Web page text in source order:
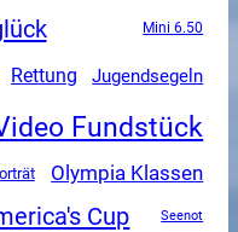
Mini 6.50
Rettung Jugendsegeln
Fundstück
Olympia Klassen
Cup Seenot